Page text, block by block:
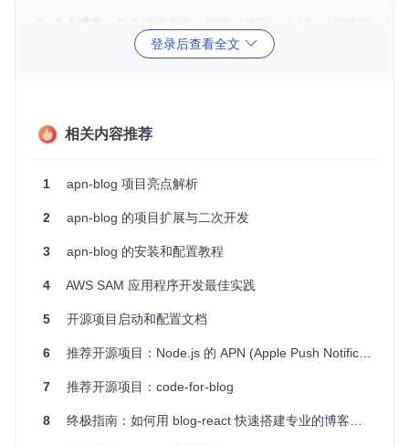
己的技术博客，分享专业知识和经验。
：团队内可将其作为共享文档平台，存储和交
实验记录：开发者可以在这里记录项目开发过程中的思考
项目特点
易用性
：通过Markdown编写文章，简单快捷，不需要复
杂的HTML或CSS知识。
客样式。
如统计分析、搜索等。
更新，遇到问题时能得到及时帮助。
自有的服务器，都可以轻松部署你的博客。
现在就加入apn-blog的行列，让撰写技术文章变得简单又优
登录后查看全文
相关内容推荐
1 apn-blog 项目亮点解析
2 apn-blog 的项目扩展与二次开发
3 apn-blog 的安装和配置教程
4 AWS SAM 应用程序开发最佳实践
5 开源项目启动和配置文档
6 推荐开源项目：Node.js 的 APN (Apple Push Notifications) 库
7 推荐开源项目：code-for-blog
8 终极指南：如何用 blog-react 快速搭建专业的博客网站